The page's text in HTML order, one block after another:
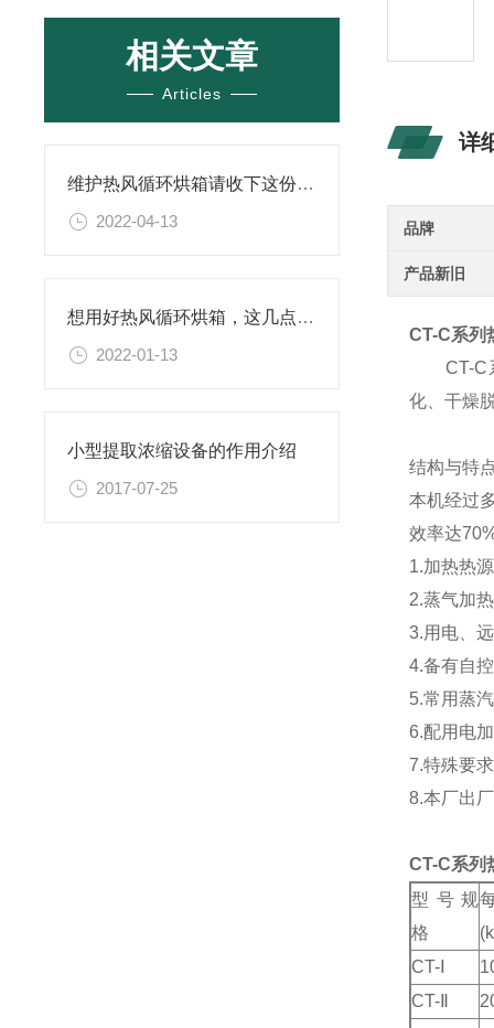
详
品牌
产品新旧
CT-C系列
CT-C系
化、干燥
结构与特
本机经过
效率达
1.加热热
2.蒸气加
3.用电、
4.备有自
5.常用蒸
6.配用电
7.特殊要
8.本厂出
CT-C系列
型号规
格
CT-Ⅰ
CT-Ⅱ
相关文章
Articles
维护热风循环烘箱请收下这份攻略
2022-04-13
想用好热风循环烘箱，这几点很重要！
2022-01-13
小型提取浓缩设备的作用介绍
2017-07-25